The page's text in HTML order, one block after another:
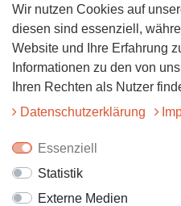
Wir nutzen Cookies auf
diesen sind essenziell,
Website und Ihre Erfahrung
Informationen zu den von
Ihren Rechten als Nutzer
Daten­schutz­erklärung
Essenziell
Statistik
Externe Medien